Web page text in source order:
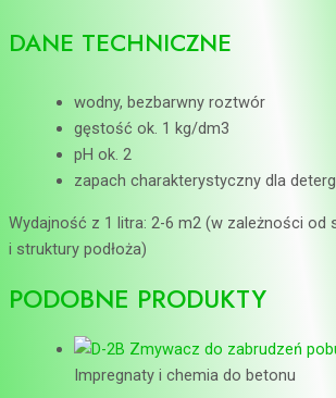
DANE TECHNICZNE
wodny, bezbarwny roztwór
gęstość ok. 1 kg/dm3
pH ok. 2
zapach charakterystyczny dla
Wydajność z 1 litra: 2-6 m2 (w zależności od
i struktury podłoża)
PODOBNE PRODUKTY
Impregnaty i chemia do betonu